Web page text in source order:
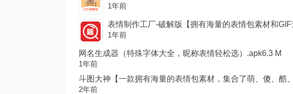
1年前
表情制作工厂-破解版【拥有海量的表情包素材和
1年前
网名生成器（特殊字体大全，昵称表情轻松选）.apk6.3 M
1年前
斗图大神【一款拥有海量的表情包素材，集合了萌、傻、酷
2年前